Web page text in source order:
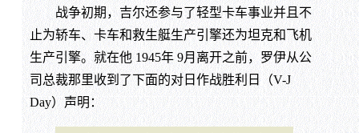
战争初期，吉尔还参与了轻型卡车事业并且不
止为轿车、卡车和救生艇生产引擎还为坦克和飞机
生产引擎。就在他 1945年 9月离开之前，罗伊从公
司总裁那里收到了下面的对日作战胜利日（V-J
Day）声明：